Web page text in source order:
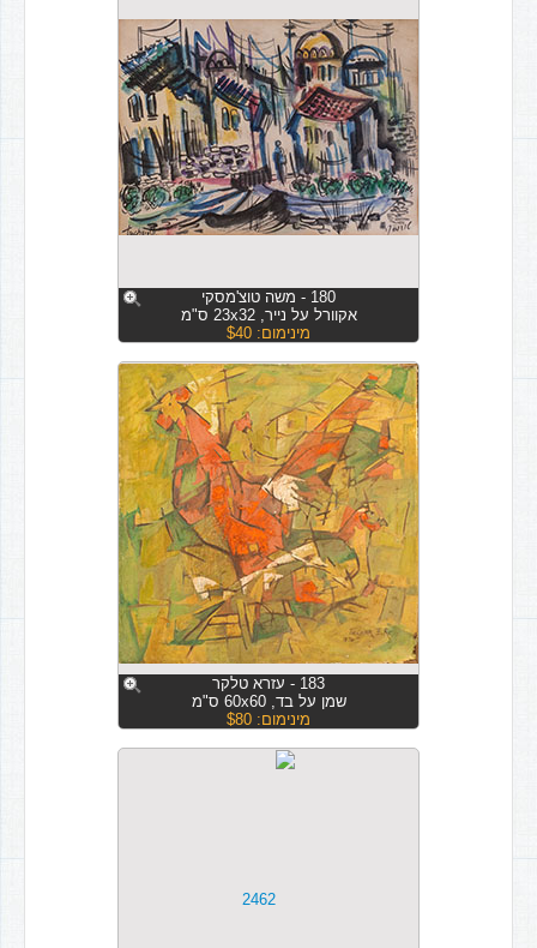
180 - משה טוצ'מסקי
אקוורל על נייר, 23x32 ס"מ
מינימום: $40
183 - עזרא טלקר
שמן על בד, 60x60 ס"מ
מינימום: $80